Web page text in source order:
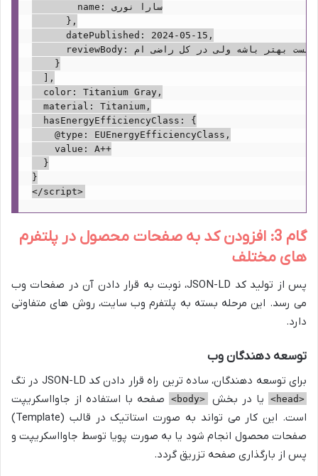
        name: سارا نوری
      },
      datePublished: 2024-05-15,
      reviewBody: باتریش میتونست بهتر باشه ولی در کل راضی ام.
    }
  ],
  color: Titanium Gray,
  material: Titanium,
  hasEnergyEfficiencyClass: {
    @type: EUEnergyEfficiencyClass,
    value: A++
  }
}
</script>
گام 3: افزودن کد به صفحات محصول در پلتفرم
های مختلف
پس از تولید کد JSON-LD، نوبت به قرار دادن آن در صفحات وب
می رسد. این مرحله بسته به پلتفرم وب سایت، روش های متفاوتی
دارد.
توسعه دهندگان وب
برای توسعه دهندگان، ساده ترین راه قرار دادن کد JSON-LD در تگ
<head> یا در بخش <body>
صفحه با استفاده از جاوااسکریپت
است. این کار می تواند به صورت استاتیک در قالب (Template)
صفحات محصول انجام شود یا به صورت پویا توسط جاوااسکریپت و
پس از بارگذاری صفحه تزریق گردد.